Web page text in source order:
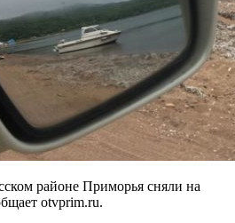
районе Приморья сняли на
otvprim.ru.